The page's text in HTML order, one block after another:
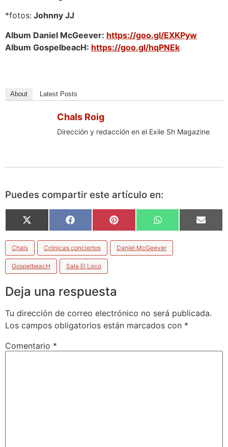
*fotos: Johnny JJ
Album Daniel McGeever: https://goo.gl/EXKPyw
Album GospelbeacH: https://goo.gl/hqPNEk
About Latest Posts
Chals Roig
Dirección y redacción en el Exile Sh Magazine
Puedes compartir este artículo en:
X
(Twitter)
Facebook Pinterest WhatsApp Email
Chals Crónicas conciertos Daniel McGeever
GospelbeacH Sala El Loco
Deja una respuesta
Tu dirección de correo electrónico no será publicada.
Los campos obligatorios están marcados con *
Comentario *